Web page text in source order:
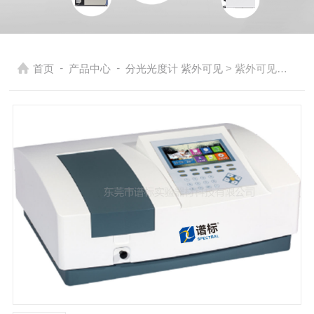
首页 - 产品中心 - 分光光度计 紫外可见 > 紫外可见分光光度计N5000Plus、N5000SPlus